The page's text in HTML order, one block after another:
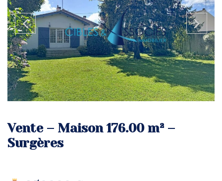
Vente – Maison 176.00 m² –
Surgères